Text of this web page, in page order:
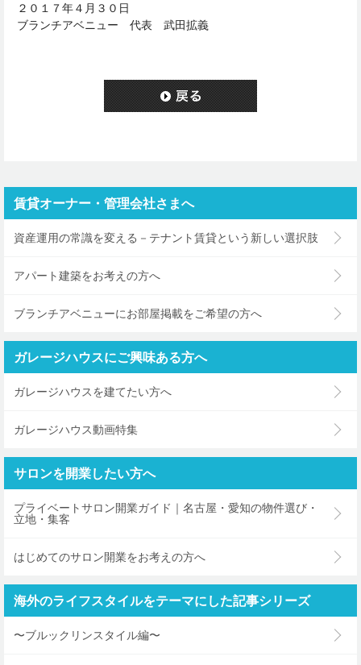
２０１７年４月３０日
ブランチアベニュー 代表 武田拡義
賃貸オーナー・管理会社さまへ
資産運用の常識を変える－テナント賃貸という新しい選択肢
アパート建築をお考えの方へ
ブランチアベニューにお部屋掲載をご希望の方へ
ガレージハウスにご興味ある方へ
ガレージハウスを建てたい方へ
ガレージハウス動画特集
サロンを開業したい方へ
プライベートサロン開業ガイド｜名古屋・愛知の物件選び・
立地・集客
はじめてのサロン開業をお考えの方へ
海外のライフスタイルをテーマにした記事シリーズ
〜ブルックリンスタイル編〜